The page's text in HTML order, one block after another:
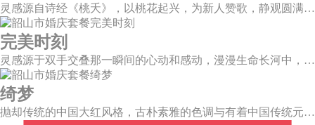
灵感源自诗经《桃夭》，以桃花起兴，为新人赞歌，静观圆满和乐的东方情调；山水院落，书香雅意，在古韵臻境间晕染缱绻深情。
完美时刻
灵感源于双手交叠那一瞬间的心动和感动，漫漫生命长河中，我不再是浮光掠影，而是永恒陪伴。唯有华美，才能与这一刻相匹配。
绮梦
抛却传统的中国大红风格，古朴素雅的色调与有着中国传统元素相辅相成的新中式风格，象形山岚造型、建筑风格的屏风设计、摇曳生姿的芦苇花艺，带你走进一个充满中式情怀的东方绮梦。